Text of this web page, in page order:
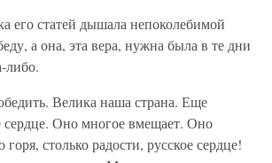
его статей дышала непоколебимой
а она, эта вера, нужна была в те дни
либо.
Велика наша страна. Еще
сердце. Оно многое вмещает. Оно
столько радости, русское сердце!